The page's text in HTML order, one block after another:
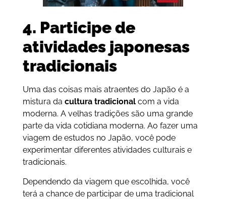
4. Participe de
atividades japonesas
tradicionais
Uma das coisas mais atraentes do Japão é a
mistura da cultura tradicionalcom a vida
moderna. A velhas tradições são uma grande
parte da vida cotidiana moderna. Ao fazer uma
viagem de estudos no Japão, você pode
experimentar diferentes atividades culturais e
tradicionais.
Dependendo da viagem que escolhida, você
terá a chance de participar de uma tradicional